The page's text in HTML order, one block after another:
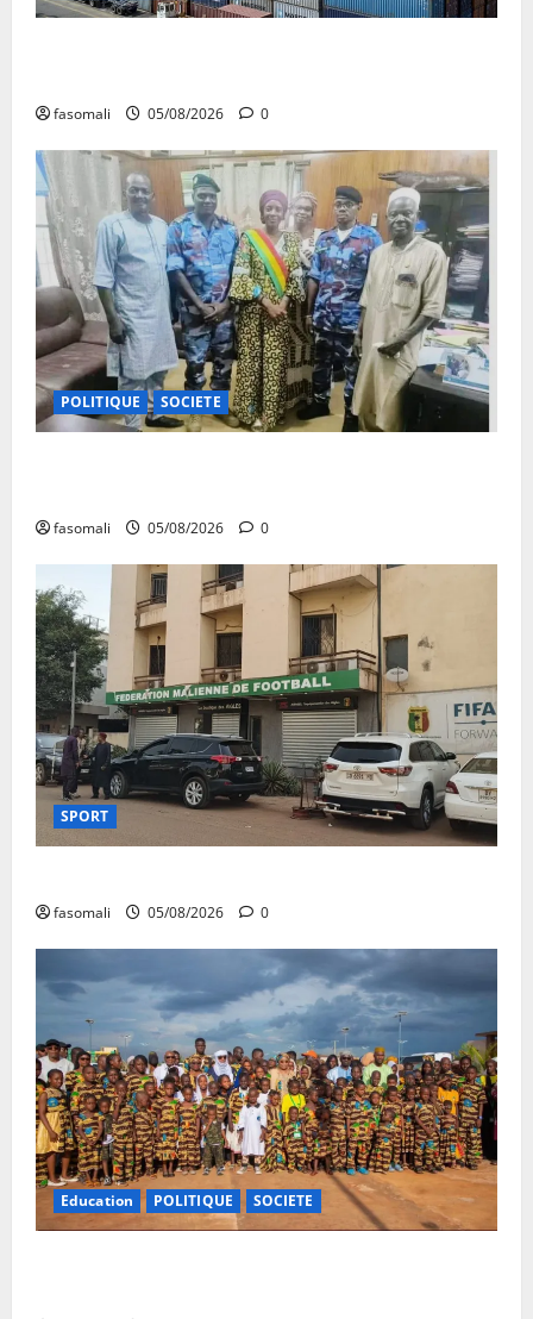
fasomali 05/08/2026 0
POLITIQUE SOCIETE
fasomali 05/08/2026 0
SPORT
fasomali 05/08/2026 0
Education POLITIQUE SOCIETE